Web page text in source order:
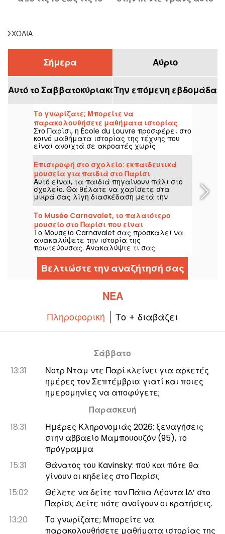
ΣΧΌΛΙΑ
Σήμερα Αύριο
Αυτό το ΣαββατοκύριακοΤην επόμενη εβδομάδα
Το γνωρίζατε; Μπορείτε να
παρακολουθήσετε μαθήματα ιστορίας
της τέχνης στο Λούβρο του Παρισιού.
Στο Παρίσι, η École du Louvre προσφέρει στο
κοινό μαθήματα ιστορίας της τέχνης που
είναι ανοιχτά σε ακροατές χωρίς
εγγραφή, στο κέντρο του παλατιού του
Λούβρου κάθε χρόνο, από Σεπτέμβριο έως
Ιούνιο. Δωρεάν διαλέξεις επίσης
διοργανώνονται κατά καιρούς από το
μουσείο. Με αυτόν τον τρόπο γίνεσαι
αδιάσειστα γνώστης της ιστορίας της
τέχνης!
Επιστροφή στο σχολείο: εκπαιδευτικά
μουσεία για παιδιά στο Παρίσι
Αυτό είναι, τα παιδιά πηγαίνουν πάλι στο
σχολείο. Θα θέλατε να χαρίσετε στα
μικρά σας λίγη διασκέδαση μετά την
έναρξη της νέας σχολικής χρονιάς; Αν ναι,
εδώ είναι η επιλογή μας από εκπαιδευτικά
μουσεία στο Παρίσι, ώστε να διασκεδάσετε
μαθαίνοντας πολλά πράγματα, ακόμα και
με τα παιδιά!
Το Musée Carnavalet, το παλαιότερο
μουσείο στο Παρίσι που είναι
αφιερωμένο στην ιστορία της
πρωτεύουσας.
Το Μουσείο Carnavalet σας προσκαλεί να
ανακαλύψετε την ιστορία της
πρωτεύουσας. Ανακαλύψτε τι σας
περιμένει στο παλαιότερο μουσείο του
Παρισιού, το οποίο έχει το πλεονέκτημα ότι
είναι δωρεάν...
Βελτιώστε την αναζήτησή σας
ΝΈΑ
Πληροφορική Το + διαβάζει
Σάββατο
13:31
Νοτρ Νταμ ντε Παρί κλείνει για αρκετές
ημέρες τον Σεπτέμβριο: γιατί και ποιες
ημερομηνίες να αποφύγετε;
Παρασκευή
18:31
Ημέρες Κληρονομιάς 2026: ξεναγήσεις
στην αββαείο Μαμπουουζόν (95), το
πρόγραμμα
15:31
Θάνατος του Kavinsky: πού και πότε θα
γίνουν οι κηδείες στο Παρίσι;
15:02
Θέλετε να δείτε τον Πάπα Λέοντα ΙΔ’ στο
Παρίσι; Δείτε πότε ανοίγουν οι κρατήσεις.
13:20
Το γνωρίζατε; Μπορείτε να
παρακολουθήσετε μαθήματα ιστορίας της